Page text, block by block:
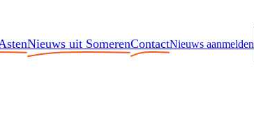
Nieuws uit SomerenContactNieuws aanmelden